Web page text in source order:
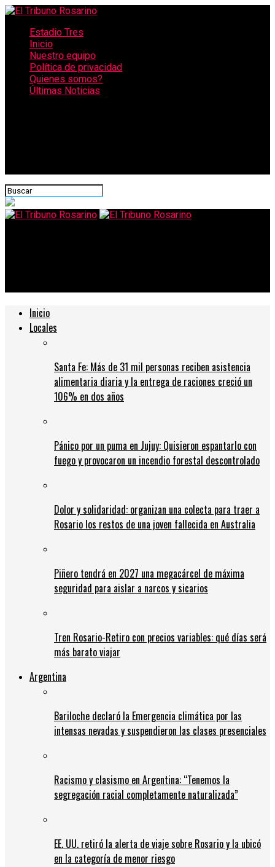
Estadio Tres
Inicio
Nuestro equipo
Política de privacidad
Quienes somos?
Últimas Noticias
Inicio
Locales
Santa Fe: Más de 31 mil personas reciben asistencia
alimentaria diaria y la entrega de raciones creció un
106% en dos años
Pánico por un puma en Jujuy: Quisieron espantarlo con
fuego y provocaron un incendio forestal descontrolado
Dolor y solidaridad: organizan una colecta para traer a
Rosario los restos de una joven fallecida en Australia
Piñero tendrá en 2027 una megacárcel de máxima
seguridad para aislar a narcos y sicarios
Tren Rosario-Retiro con precios variables: qué días será
más barato viajar
Argentina
Bariloche declaró la Emergencia climática por las
intensas nevadas y suspendieron las clases presenciales
Racismo y clasismo en Argentina: “Tenemos la
segregación racial completamente naturalizada”
EE. UU. retiró la alerta de viaje sobre Rosario y la ubicó
en la categoría de menor riesgo